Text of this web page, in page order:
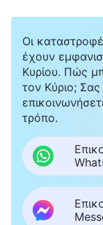
Οι
έχουν
Κυρίου. Πώς
τον Κύριο;
τρόπο.